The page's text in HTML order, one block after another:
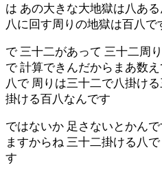
は あの大きな大地獄は八あ
八に回す周りの地獄は百八で
で 三十二があって 三十二周
で 計算できんだからまあ数
八で 周りは三十二で八掛け
掛ける百八なんです
ではないか 足さないとかん
ますからね 三十二掛ける八
す